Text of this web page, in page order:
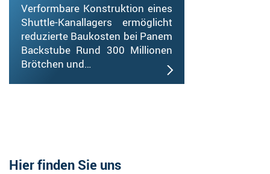
Verformbare Konstruktion eines
Shuttle-Kanallagers ermöglicht
reduzierte Baukosten bei Panem
Backstube Rund 300 Millionen
Brötchen und…
Hier finden Sie uns